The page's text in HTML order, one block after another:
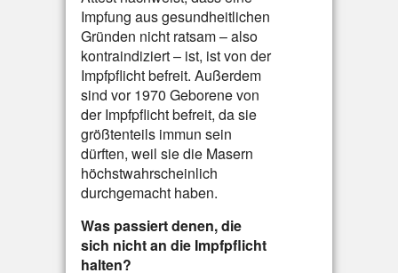
Impfung aus gesundheitlichen
Gründen nicht ratsam – also
kontraindiziert – ist, ist von der
Impfpflicht befreit. Außerdem
sind vor 1970 Geborene von
der Impfpflicht befreit, da sie
größtenteils immun sein
dürften, weil sie die Masern
höchstwahrscheinlich
durchgemacht haben.
Was passiert denen, die
sich nicht an die Impfpflicht
halten?